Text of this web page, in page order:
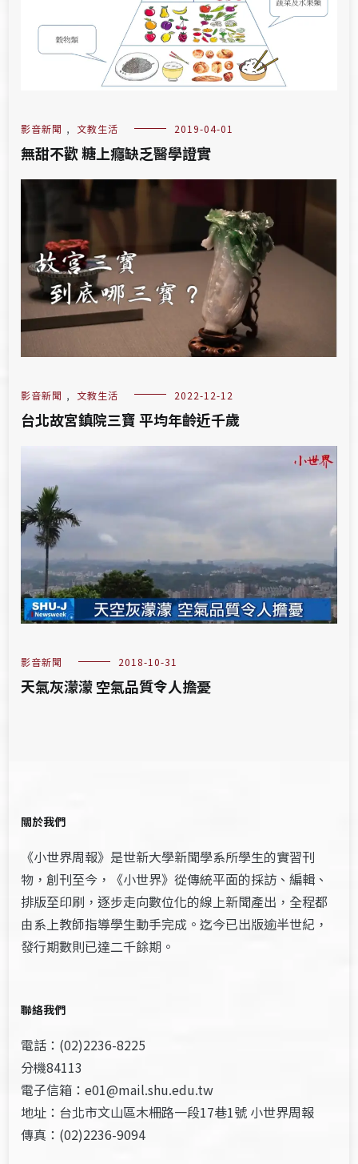
影音新聞 , 文教生活 2019-04-01
無甜不歡 糖上癮缺乏醫學證實
影音新聞 , 文教生活 2022-12-12
台北故宮鎮院三寶 平均年齡近千歲
影音新聞 2018-10-31
天氣灰濛濛 空氣品質令人擔憂
關於我們
《小世界周報》是世新大學新聞學系所學生的實習刊
物，創刊至今，《小世界》從傳統平面的採訪、編輯、
排版至印刷，逐步走向數位化的線上新聞產出，全程都
由系上教師指導學生動手完成。迄今已出版逾半世紀，
發行期數則已達二千餘期。
聯絡我們
電話：(02)2236-8225
分機84113
電子信箱：e01@mail.shu.edu.tw
地址：台北市文山區木柵路一段17巷1號 小世界周報
傳真：(02)2236-9094